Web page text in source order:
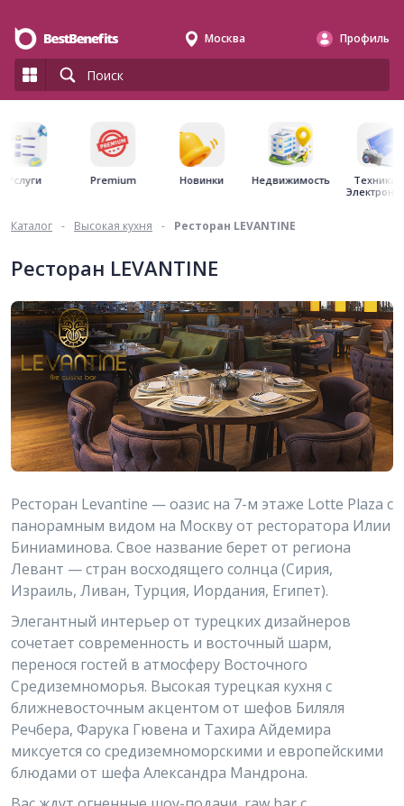
Москва Профиль
Услуги Premium Новинки Недвижимость
Техника
Каталог - Высокая кухня - Ресторан LEVANTINE
Ресторан LEVANTINE
Ресторан Levantine — оазис на 7-м этаже Lotte Plaza с
панорамным видом на Москву от ресторатора Илии
Биниаминова. Свое название берет от региона
Левант — стран восходящего солнца (Сирия,
Израиль, Ливан, Турция, Иордания, Египет).
Элегантный интерьер от турецких дизайнеров
сочетает современность и восточный шарм,
перенося гостей в атмосферу Восточного
Средиземноморья. Высокая турецкая кухня с
ближневосточным акцентом от шефов Биляля
Речбера, Фарука Гювена и Тахира Айдемира
миксуется со средиземноморскими и европейскими
блюдами от шефа Александра Мандрона.